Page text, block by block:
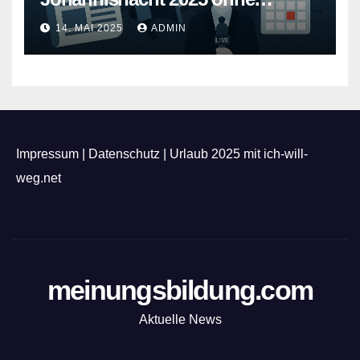
Feuerwerk
14. MAI 2025 ADMIN
Impressum Datenschutz
Urlaub 2025 mit ich-will-
weg.net
meinungsbildung.com
Aktuelle News